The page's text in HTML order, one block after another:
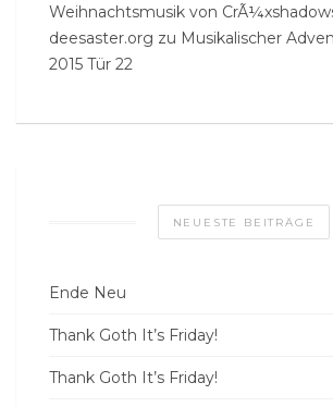
Weihnachtsmusik von
deesaster.org zu Musikalischer
2015 Tür 22
NEUESTE BEITRÄGE
Ende Neu
Thank Goth It’s Friday!
Thank Goth It’s Friday!